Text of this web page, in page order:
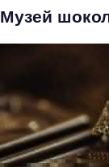
Музей